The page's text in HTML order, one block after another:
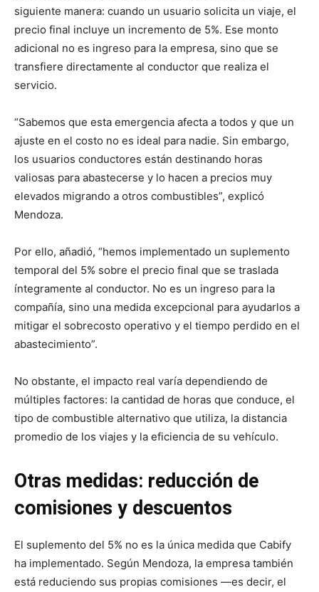
siguiente manera: cuando un usuario solicita un viaje, el
precio final incluye un incremento de 5%. Ese monto
adicional no es ingreso para la empresa, sino que se
transfiere directamente al conductor que realiza el
servicio.
“Sabemos que esta emergencia afecta a todos y que un
ajuste en el costo no es ideal para nadie. Sin embargo,
los usuarios conductores están destinando horas
valiosas para abastecerse y lo hacen a precios muy
elevados migrando a otros combustibles”, explicó
Mendoza.
Por ello, añadió, “hemos implementado un suplemento
temporal del 5% sobre el precio final que se traslada
íntegramente al conductor. No es un ingreso para la
compañía, sino una medida excepcional para ayudarlos a
mitigar el sobrecosto operativo y el tiempo perdido en el
abastecimiento”.
No obstante, el impacto real varía dependiendo de
múltiples factores: la cantidad de horas que conduce, el
tipo de combustible alternativo que utiliza, la distancia
promedio de los viajes y la eficiencia de su vehículo.
Otras medidas: reducción de
comisiones y descuentos
El suplemento del 5% no es la única medida que Cabify
ha implementado. Según Mendoza, la empresa también
está reduciendo sus propias comisiones —es decir, el